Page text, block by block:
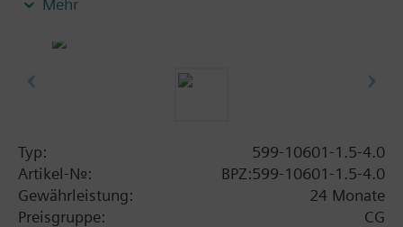
Source A = 1.5 Cv and Source B = 4.0 Cv, linear flow
handle for manual operation of the valve in the
Typ:
599-10601-1.5-4.0
Artikel-Nr.:
BPZ:599-10601-1.5-4.0
Gewährleistung:
24 Monate
Preisgruppe:
CG